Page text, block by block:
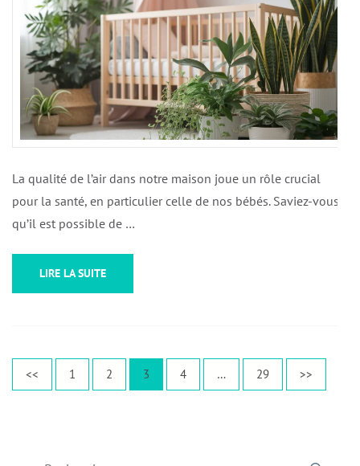
La qualité de l’air dans notre maison joue un rôle crucial
pour la santé, en particulier celle de nos bébés. Saviez-vous
qu’il est possible de …
LIRE LA SUITE
Pagination
des
<< Page
1 Page
2 Page
3 Page
4 … Page
29 >>